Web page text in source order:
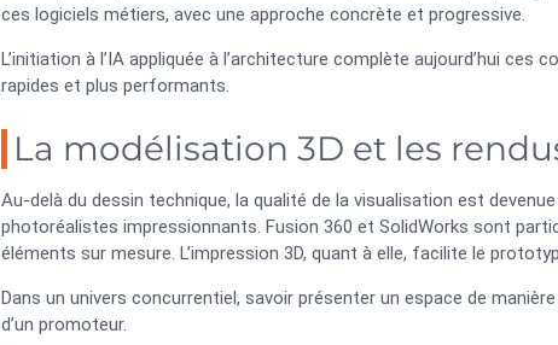
ces logiciels métiers, avec une approche concrète et progressive.
L’initiation à l’IA appliquée à l’architecture complète aujourd’hui
rapides et plus performants.
La modélisation 3D et les
Au-delà du dessin technique, la qualité de la visualisation est
photoréalistes impressionnants. Fusion 360 et SolidWorks sont
éléments sur mesure. L’impression 3D, quant à elle, facilite le
Dans un univers concurrentiel, savoir présenter un espace de
d’un promoteur.